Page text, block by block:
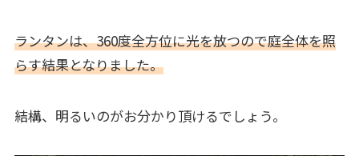
ランタンは、360度全方位に光を放つので庭全体を照
らす結果となりました。
結構、明るいのがお分かり頂けるでしょう。